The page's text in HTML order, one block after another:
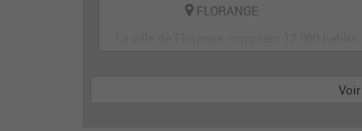
FLORANGE
té les enfants dans le cadre des accueils de